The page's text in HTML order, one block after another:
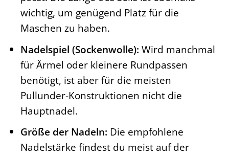
wichtig, um genügend Platz für die
Maschen zu haben.
Nadelspiel (Sockenwolle): Wird manchmal
für Ärmel oder kleinere Rundpassen
benötigt, ist aber für die meisten
Pullunder-Konstruktionen nicht die
Hauptnadel.
Größe der Nadeln: Die empfohlene
Nadelstärke findest du meist auf der